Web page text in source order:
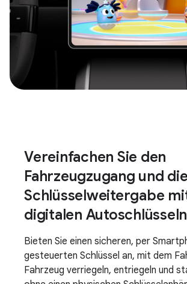
Vereinfachen Sie den
Fahrzeugzugang und die
Schlüsselweitergabe
digitalen Autoschlüsseln
Bieten Sie einen sicheren, per
gesteuerten Schlüssel an, mit dem
Fahrzeug verriegeln, entriegeln und